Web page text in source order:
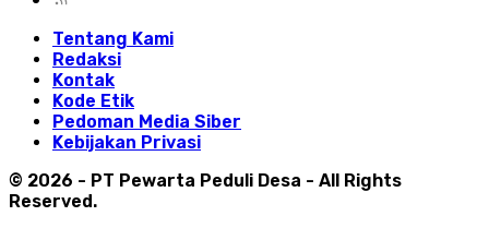
Tentang Kami
Redaksi
Kontak
Kode Etik
Pedoman Media Siber
Kebijakan Privasi
© 2026 - PT Pewarta Peduli Desa - All Rights
Reserved.